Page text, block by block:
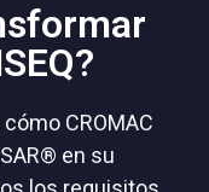
CROMAC
en su